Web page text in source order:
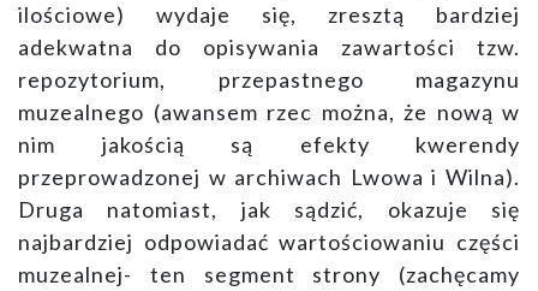
ilościowe) wydaje się, zresztą bardziej
adekwatna do opisywania zawartości tzw.
repozytorium, przepastnego magazynu
muzealnego (awansem rzec można, że nową w
nim jakością są efekty kwerendy
przeprowadzonej w archiwach Lwowa i Wilna).
Druga natomiast, jak sądzić, okazuje się
najbardziej odpowiadać wartościowaniu części
muzealnej- ten segment strony (zachęcamy